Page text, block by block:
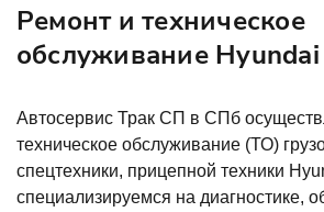
Ремонт и техническое
обслуживание Hyundai
Автосервис Трак СП в СПб
техническое обслуживание (ТО)
спецтехники, прицепной техники
специализируемся на диагностике,